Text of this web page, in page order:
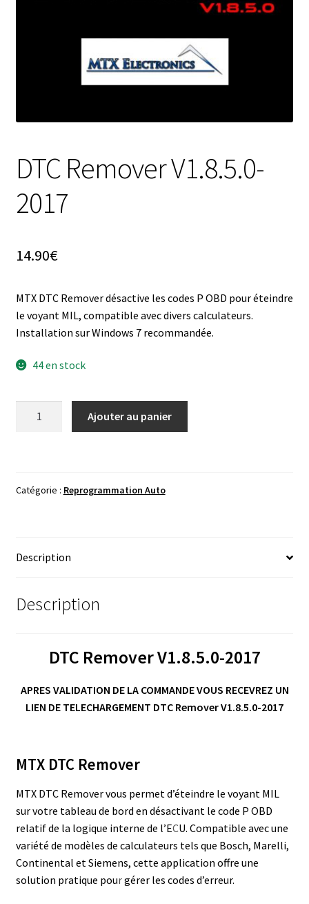
DTC Remover V1.8.5.0-
2017
14.90€
MTX DTC Remover désactive les codes P OBD pour éteindre
le voyant MIL, compatible avec divers calculateurs.
Installation sur Windows 7 recommandée.
44 en stock
2017
Ajouter au panier
Catégorie : Reprogrammation Auto
Description
Description
DTC Remover V1.8.5.0-2017
APRES VALIDATION DE LA COMMANDE VOUS RECEVREZ UN
LIEN DE TELECHARGEMENT DTC Remover V1.8.5.0-2017
MTX DTC Remover
MTX DTC Remover vous permet d’éteindre le voyant MIL
sur votre tableau de bord en désactivant le code P OBD
relatif de la logique interne de l’ECU. Compatible avec une
variété de modèles de calculateurs tels que Bosch, Marelli,
Continental et Siemens, cette application offre une
solution pratique pourgérer les codes d’erreur.